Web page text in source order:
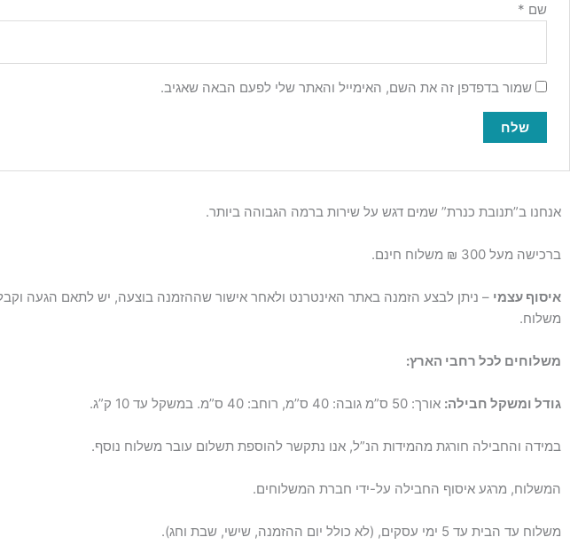
שם *
שמור בדפדפן זה את השם, האימייל והאתר שלי לפעם הבאה שאגיב.
אנחנו ב”תנובת כנרת” שמים דגש על שירות ברמה הגבוהה ביותר.
ברכישה מעל 300 ₪ משלוח חינם.
איסוף עצמי – ניתן לבצע הזמנה באתר האינטרנט ולאחר אישור שההזמנה בוצעה, יש לתאם הגעה
משלוח.
משלוחים לכל רחבי הארץ:
גודל ומשקל חבילה: אורך: 50 ס”מ גובה: 40 ס”מ, רוחב: 40 ס”מ. במשקל עד 10 ק”ג.
במידה והחבילה חורגת מהמידות הנ”ל, אנו נתקשר להוספת תשלום עובר משלוח נוסף.
המשלוח, מרגע איסוף החבילה על-ידי חברת המשלוחים.
משלוח עד הבית עד 5 ימי עסקים, (לא כולל יום ההזמנה, שישי, שבת וחג).